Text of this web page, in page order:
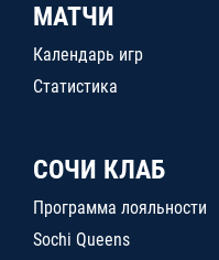
МАТЧИ
Календарь игр
Статистика
СОЧИ КЛАБ
Программа лояльности
Sochi Queens